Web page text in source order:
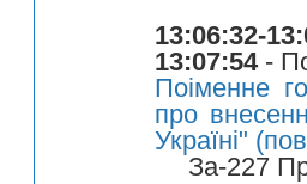
13:06:32-
13:07:54-
Поіменне
про
Україні"
За-227